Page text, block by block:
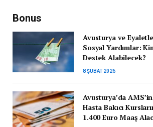
Bonus
Avusturya ve
Sosyal Yardımlar:
Destek Alabilecek?
8 ŞUBAT 2026
Avusturya’da
Hasta Bakıcı
1.400 Euro Maaş